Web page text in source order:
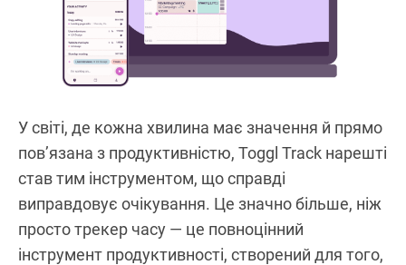
У світі, де кожна хвилина має значення й прямо
пов’язана з продуктивністю, Toggl Track нарешті
став тим інструментом, що справді
виправдовує очікування. Це значно більше, ніж
просто трекер часу — це повноцінний
інструмент продуктивності, створений для того,